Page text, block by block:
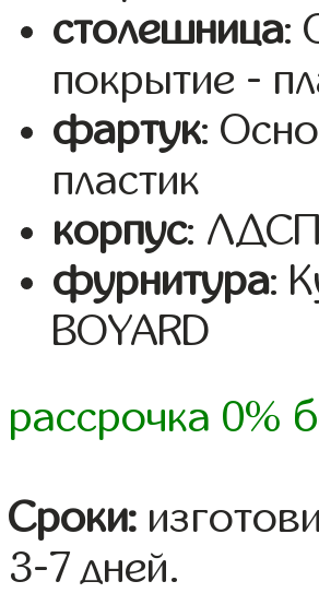
столешница:
покрытие -
фартук:
пластик
корпус: ЛДСП
фурнитура:
BOYARD
рассрочка 0%
Сроки:
3-7 дней.